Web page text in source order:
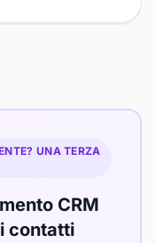
UNA TERZA
CRM
contatti